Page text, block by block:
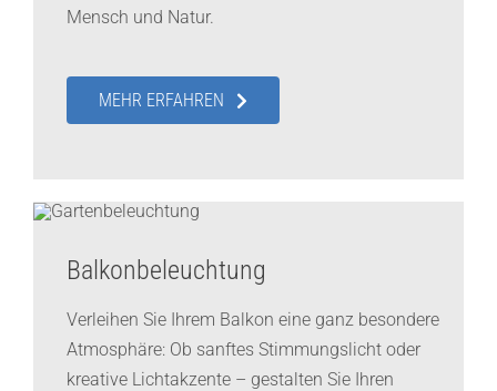
Mensch und Natur.
MEHR ERFAHREN
Balkonbeleuchtung
Verleihen Sie Ihrem Balkon eine ganz besondere
Atmosphäre: Ob sanftes Stimmungslicht oder
kreative Lichtakzente – gestalten Sie Ihren